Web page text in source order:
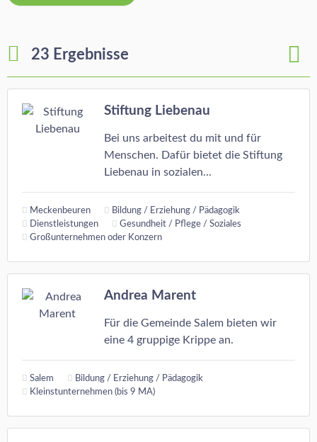
23 Ergebnisse
Stiftung Liebenau
Bei uns arbeitest du mit und für
Menschen. Dafür bietet die Stiftung
Liebenau in sozialen...
Meckenbeuren
Bildung / Erziehung / Pädagogik
Dienstleistungen
Gesundheit / Pflege / Soziales
Großunternehmen oder Konzern
Andrea Marent
Für die Gemeinde Salem bieten wir
eine 4 gruppige Krippe an.
Salem
Bildung / Erziehung / Pädagogik
Kleinstunternehmen (bis 9 MA)